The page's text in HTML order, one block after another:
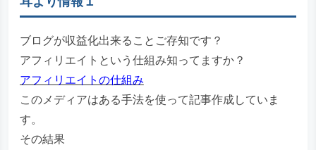
ブログが収益化出来ることご存知です？
アフィリエイトという仕組み知ってますか？
アフィリエイトの仕組み
このメディアはある手法を使って記事作成していま
す。
その結果